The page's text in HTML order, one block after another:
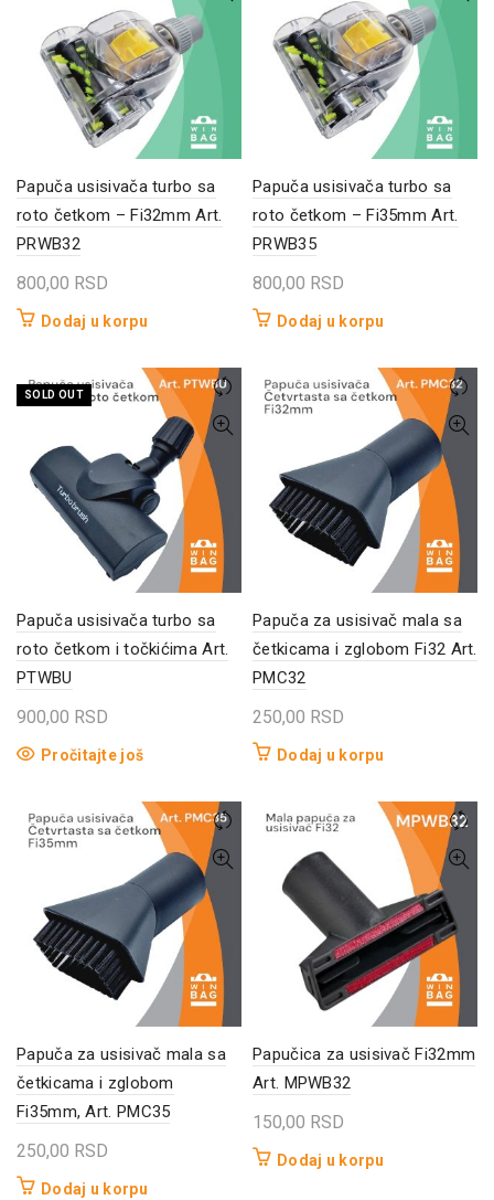
Papuča usisivača turbo sa
roto četkom – Fi32mm Art.
PRWB32
800,00 RSD
Dodaj u korpu
Papuča usisivača turbo sa
roto četkom – Fi35mm Art.
PRWB35
800,00 RSD
Dodaj u korpu
SOLD OUT
Papuča usisivača turbo sa
roto četkom i točkićima Art.
PTWBU
900,00 RSD
Pročitajte još
Papuča za usisivač mala sa
četkicama i zglobom Fi32 Art.
PMC32
250,00 RSD
Dodaj u korpu
Papuča za usisivač mala sa
četkicama i zglobom
Fi35mm, Art. PMC35
250,00 RSD
Dodaj u korpu
Papučica za usisivač Fi32mm
Art. MPWB32
150,00 RSD
Dodaj u korpu